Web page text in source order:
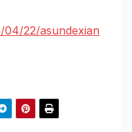
22/asundexian